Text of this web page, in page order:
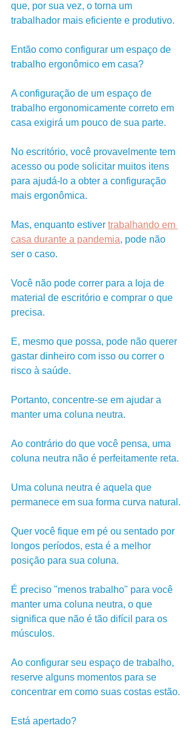
que, por sua vez, o torna um
trabalhador mais eficiente e produtivo.
Então como configurar um espaço de
trabalho ergonômico em casa?
A configuração de um espaço de
trabalho ergonomicamente correto em
casa exigirá um pouco de sua parte.
No escritório, você provavelmente tem
acesso ou pode solicitar muitos itens
para ajudá-lo a obter a configuração
mais ergonômica.
Mas, enquanto estiver trabalhando em
casa durante a pandemia, pode não
ser o caso.
Você não pode correr para a loja de
material de escritório e comprar o que
precisa.
E, mesmo que possa, pode não querer
gastar dinheiro com isso ou correr o
risco à saúde.
Portanto, concentre-se em ajudar a
manter uma coluna neutra.
Ao contrário do que você pensa, uma
coluna neutra não é perfeitamente reta.
Uma coluna neutra é aquela que
permanece em sua forma curva natural.
Quer você fique em pé ou sentado por
longos períodos, esta é a melhor
posição para sua coluna.
É preciso "menos trabalho" para você
manter uma coluna neutra, o que
significa que não é tão difícil para os
músculos.
Ao configurar seu espaço de trabalho,
reserve alguns momentos para se
concentrar em como suas costas estão.
Está apertado?